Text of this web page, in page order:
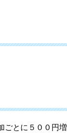
ごとに５００円増